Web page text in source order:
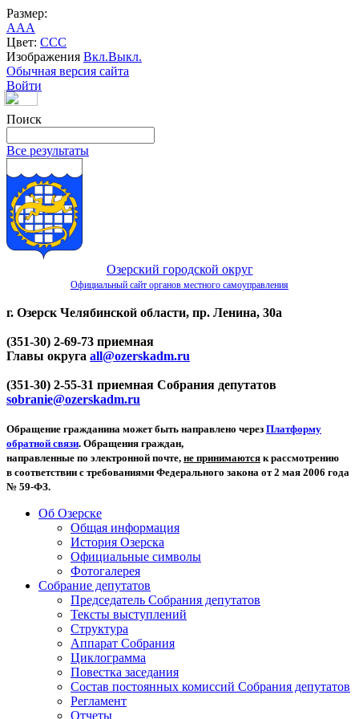
Размер:
AAA
Цвет: CCC
Изображения Вкл.Выкл.
Обычная версия сайта
Войти
Поиск
Все результаты
Озерский городской округ
Официальный сайт органов местного самоуправления
г. Озерск Челябинской области, пр. Ленина, 30а
(351-30) 2-69-73 приемная
Главы округа all@ozerskadm.ru
(351-30) 2-55-31 приемная Собрания депутатов
sobranie@ozerskadm.ru
Обращение гражданина может быть направлено через Платформу
обратной связи. Обращения граждан,
направленные по электронной почте, не принимаются к рассмотрению
в соответствии с требованиями Федерального закона от 2 мая 2006 года
№ 59-ФЗ.
Об Озерске
Общая информация
История Озерска
Официальные символы
Фотогалерея
Собрание депутатов
Председатель Собрания депутатов
Тексты выступлений
Структура
Аппарат Собрания
Циклограмма
Повестка заседания
Состав постоянных комиссий Собрания депутатов
Регламент
Отчеты